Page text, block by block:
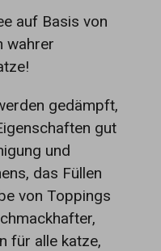
auf Basis von
wahrer
gedämpft,
gut
und
das Füllen
von Toppings
für alle katze,